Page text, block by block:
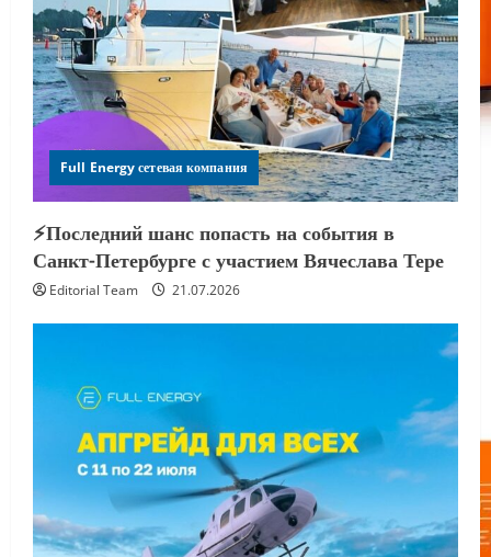
Full Energy сетевая компания
⚡️Последний шанс попасть на события в
Санкт-Петербурге с участием Вячеслава Тере
Editorial Team 21.07.2026